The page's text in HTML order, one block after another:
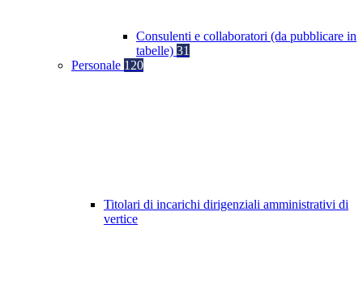
Consulenti e collaboratori (da pubblicare in
tabelle) 31
Personale 120
Titolari di incarichi dirigenziali amministrativi di
vertice